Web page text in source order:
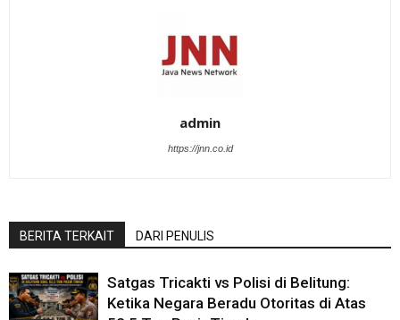
admin
https://jnn.co.id
BERITA TERKAIT DARI PENULIS
Satgas Tricakti vs Polisi di Belitung:
Ketika Negara Beradu Otoritas di Atas